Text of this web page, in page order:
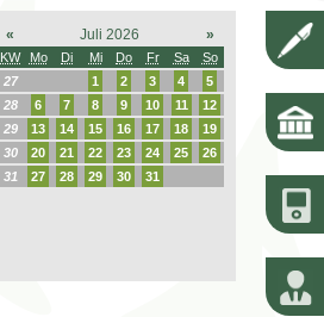
« Juli 2026 »
KW Mo Di Mi Do Fr Sa
So
27
1 2 3 4
5
28
6 7 8 9 10 11
12
29
13 14 15 16 17 18
19
30
20 21 22 23 24 25
26
31
27 28 29 30 31